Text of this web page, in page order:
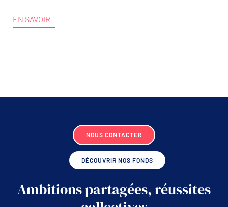
EN SAVOIR
NOUS CONTACTER
DÉCOUVRIR NOS FONDS
Ambitions partagées, réussites